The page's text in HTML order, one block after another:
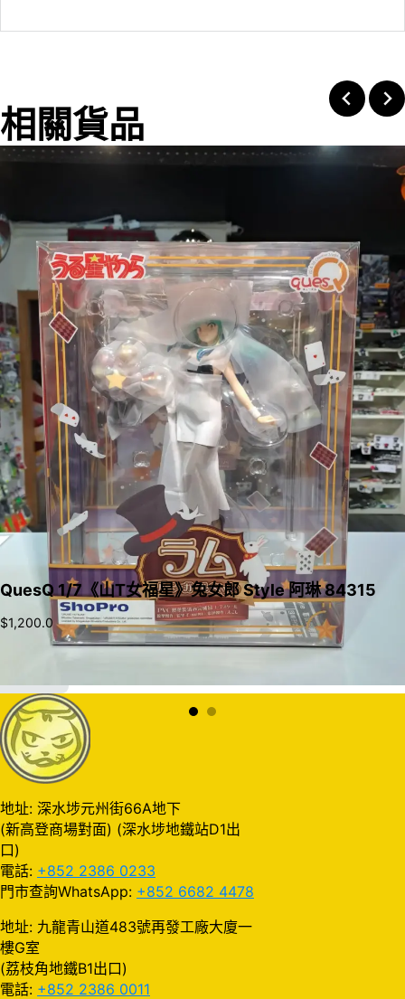
相關貨品
QuesQ 1/7《山T女福星》兔女郎 Style 阿琳 84315
$1,200.0
地址: 深水埗元州街66A地下
(新高登商場對面) (深水埗地鐵站D1出
口)
電話: +852 2386 0233
門市查詢WhatsApp: +852 6682 4478
地址: 九龍青山道483號再發工廠大廈一
樓G室
(荔枝角地鐵B1出口)
電話: +852 2386 0011